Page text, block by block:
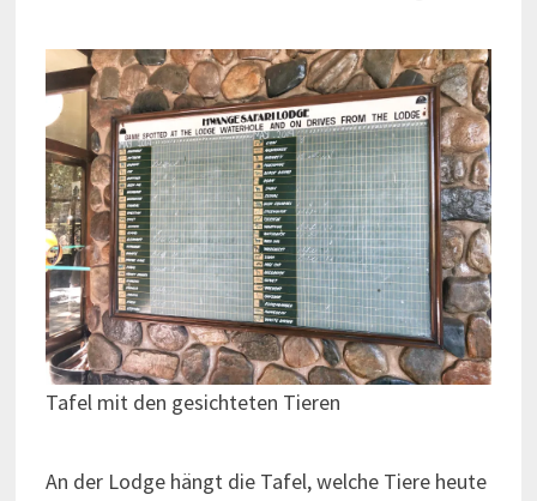
Tafel mit den gesichteten Tieren
An der Lodge hängt die Tafel, welche Tiere heute